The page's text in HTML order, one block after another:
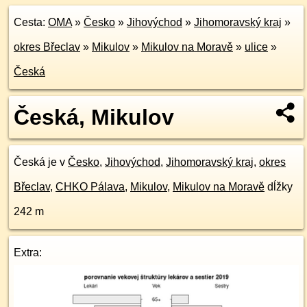
Cesta: OMA» Česko » Jihovýchod » Jihomoravský kraj »
okres Břeclav » Mikulov » Mikulov na Moravě » ulice »
Česká
Česká, Mikulov
Česká je v Česko, Jihovýchod, Jihomoravský kraj, okres
Břeclav, CHKO Pálava, Mikulov, Mikulov na Moravě dĺžky
242 m
Extra: